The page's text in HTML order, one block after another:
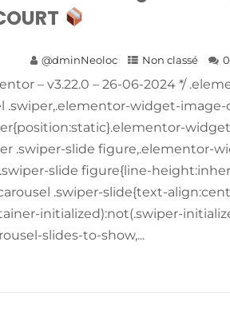
@dminNeoloc Non classé
– v3.22.0 – 26-06-2024 */
.swiper,.elementor-widget-image-
.swiper-slide figure,.elementor-
slide figure{line-
.swiper-slide{text-
initialized):not(.swiper-
slides-to-show,...